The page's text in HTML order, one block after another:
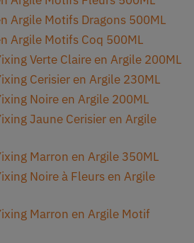
Argile Motifs Dragons 500ML
Argile Motifs Coq 500ML
Verte Claire en Argile 200ML
Cerisier en Argile 230ML
Noire en Argile 200ML
Jaune Cerisier en Argile
Marron en Argile 350ML
Noire à Fleurs en Argile
Marron en Argile Motif